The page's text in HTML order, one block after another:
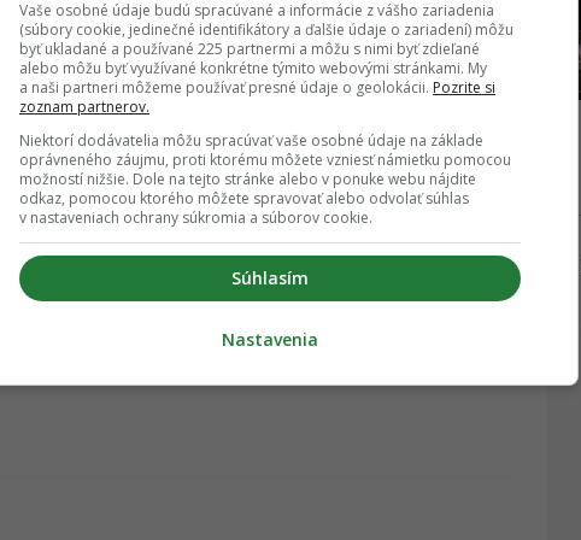
štvrtí postavených či plánovaných v blízkosti
nikdy nevznikol. Na Slovensku by nebolo
povinným ochranným pásmam. Faktom však naďalej
budovaní nového dostupného bývania bude potrebné
neprospieva nikomu.
Vaše osobné údaje budú spracúvané a informácie z vášho zariadenia
(súbory cookie, jedinečné identifikátory a ďalšie údaje o zariadení) môžu
byť ukladané a používané 225 partnermi a môžu s nimi byť zdieľané
alebo môžu byť využívané konkrétne týmito webovými stránkami. My
a naši partneri môžeme používať presné údaje o geolokácii. Pozrite si
zoznam partnerov.
Niektorí dodávatelia môžu spracúvať vaše osobné údaje na základe
oprávneného záujmu, proti ktorému môžete vzniesť námietku pomocou
možností nižšie. Dole na tejto stránke alebo v ponuke webu nájdite
odkaz, pomocou ktorého môžete spravovať alebo odvolať súhlas
v nastaveniach ochrany súkromia a súborov cookie.
Súhlasím
Nastavenia